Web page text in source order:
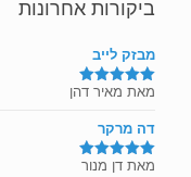
ביקורות אחרונות
מבזק לייב
דורג 5מתוך
מאת מאיר דהן
דה מרקר
דורג 5 מתוך
מאת דן מנור